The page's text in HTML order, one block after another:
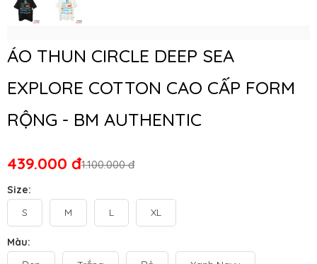
ÁO THUN CIRCLE DEEP SEA
EXPLORE COTTON CAO CẤP FORM
RỘNG - BM AUTHENTIC
1.100.000 đ
439.000 đ
Size:
S
M L XL
Màu: